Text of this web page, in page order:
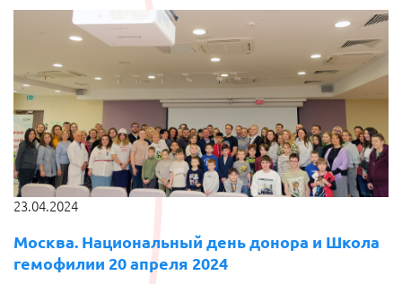
23.04.2024
Москва. Национальный день донора и Школа
гемофилии 20 апреля 2024